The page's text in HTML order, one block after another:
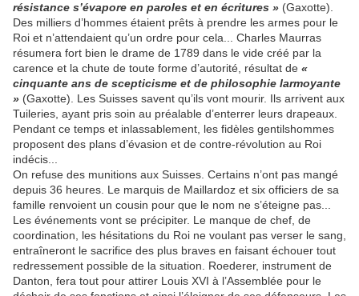
résistance s’évapore en paroles et en écritures » (Gaxotte).
Des milliers d’hommes étaient prêts à prendre les armes pour le
Roi et n’attendaient qu’un ordre pour cela... Charles Maurras
résumera fort bien le drame de 1789 dans le vide créé par la
carence et la chute de toute forme d’autorité, résultat de «
cinquante ans de scepticisme et de philosophie larmoyante
» (Gaxotte). Les Suisses savent qu’ils vont mou­rir. Ils arrivent aux
Tuileries, ayant pris soin au préalable d’enterrer leurs drapeaux.
Pendant ce temps et inlas­sablement, les fidèles gentilshommes
proposent des plans d’évasion et de contre-révolution au Roi
indécis...
On refuse des munitions aux Suisses. Certains n’ont pas mangé
depuis 36 heures. Le marquis de Maillardoz et six officiers de sa
famille renvoient un cousin pour que le nom ne s’éteigne pas...
Les événements vont se préci­piter. Le manque de chef, de
coordi­nation, les hésitations du Roi ne vou­lant pas verser le sang,
entraîneront le sacrifice des plus braves en faisant échouer tout
redressement possible de la situation. Roederer, instrument de
Danton, fera tout pour attirer Louis XVI à l’Assemblée pour le